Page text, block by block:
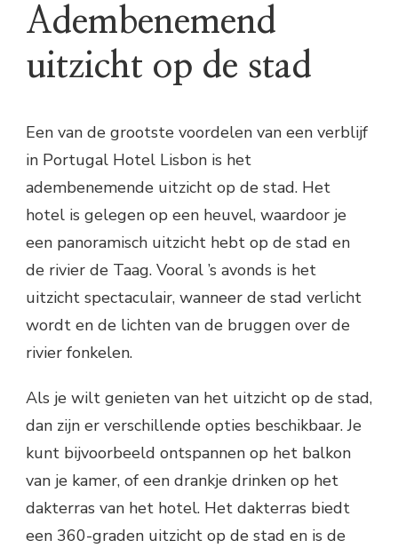
Adembenemend
uitzicht op de stad
Een van de grootste voordelen van een verblijf
in Portugal Hotel Lisbon is het
adembenemende uitzicht op de stad. Het
hotel is gelegen op een heuvel, waardoor je
een panoramisch uitzicht hebt op de stad en
de rivier de Taag. Vooral ’s avonds is het
uitzicht spectaculair, wanneer de stad verlicht
wordt en de lichten van de bruggen over de
rivier fonkelen.
Als je wilt genieten van het uitzicht op de stad,
dan zijn er verschillende opties beschikbaar. Je
kunt bijvoorbeeld ontspannen op het balkon
van je kamer, of een drankje drinken op het
dakterras van het hotel. Het dakterras biedt
een 360-graden uitzicht op de stad en is de